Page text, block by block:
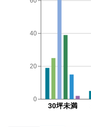
30坪未満
0
20
40